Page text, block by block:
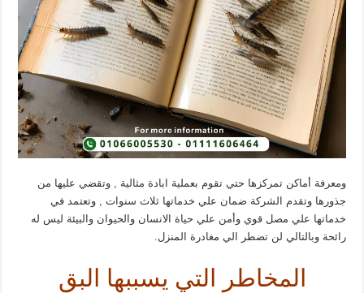
ومعرفة أماكن تمركزها حتي تقوم بعملية ابادة مثالية , وتقضي عليها من
جذورها وتقدم الشركة ضمان علي خدماتها ثلاث سنوات , وتعتمد في
خدماتها علي مصل قوي وأمن علي حياة الانسان والحيوان والبيئة ليس له
رائحة وبالتالي لن تضطر الي مغادرة المنزل.
المخاطر التي يسببها البق